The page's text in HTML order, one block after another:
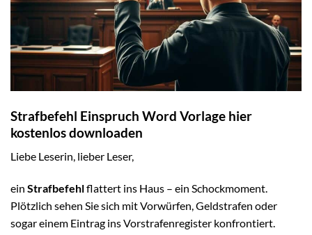
Strafbefehl Einspruch Word Vorlage hier
kostenlos downloaden
Liebe Leserin, lieber Leser,
ein Strafbefehlflattert ins Haus – ein Schockmoment.
Plötzlich sehen Sie sich mit Vorwürfen, Geldstrafen oder
sogar einem Eintrag ins Vorstrafenregister konfrontiert.